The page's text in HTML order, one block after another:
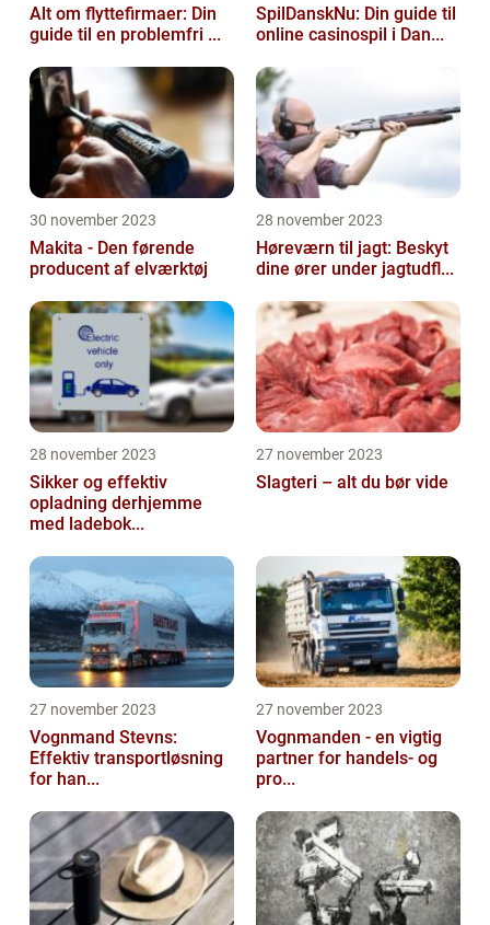
Alt om flyttefirmaer: Din
guide til en problemfri ...
SpilDanskNu: Din guide til
online casinospil i Dan...
30 november 2023
Makita - Den førende
producent af elværktøj
28 november 2023
Høreværn til jagt: Beskyt
dine ører under jagtudfl...
28 november 2023
Sikker og effektiv
opladning derhjemme
med ladebok...
27 november 2023
Slagteri – alt du bør vide
27 november 2023
Vognmand Stevns:
Effektiv transportløsning
for han...
27 november 2023
Vognmanden - en vigtig
partner for handels- og
pro...